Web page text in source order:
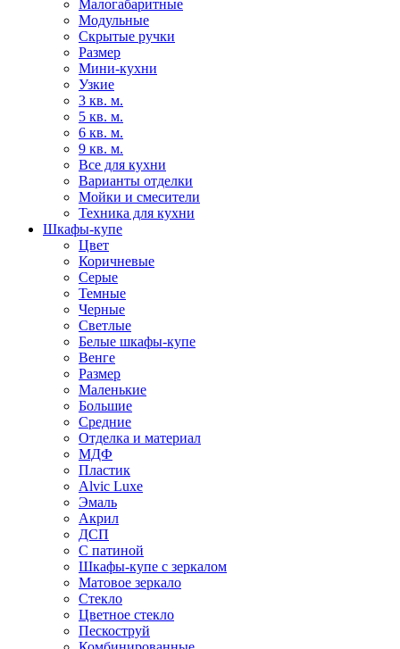
Малогабаритные
Модульные
Скрытые ручки
Размер
Мини-кухни
Узкие
3 кв. м.
5 кв. м.
6 кв. м.
9 кв. м.
Все для кухни
Варианты отделки
Мойки и смесители
Техника для кухни
Шкафы-купе
Цвет
Коричневые
Серые
Темные
Черные
Светлые
Белые шкафы-купе
Венге
Размер
Маленькие
Большие
Средние
Отделка и материал
МДФ
Пластик
Alvic Luxe
Эмаль
Акрил
ДСП
С патиной
Шкафы-купе с зеркалом
Матовое зеркало
Стекло
Цветное стекло
Пескоструй